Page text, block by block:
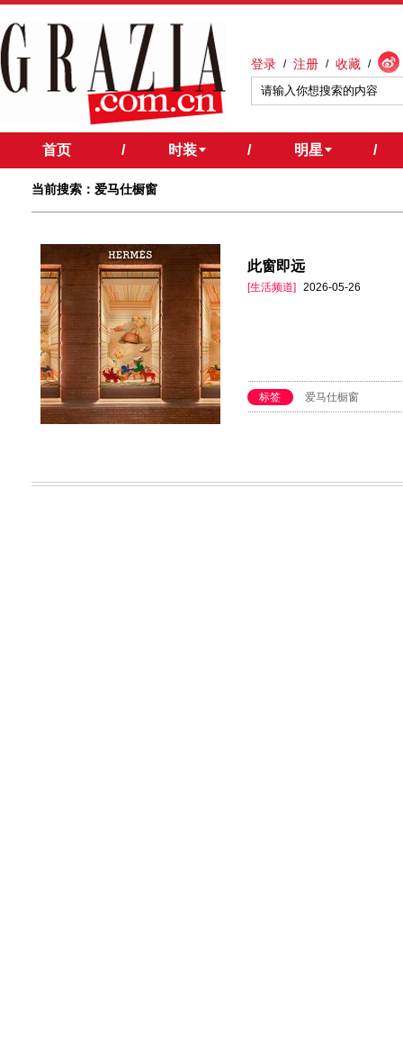
登录 / 注册 / 收藏 /
首页 / 时装 / 明星 /
当前搜索：爱马仕橱窗
此窗即远
[生活频道] 2026-05-26
标签 爱马仕橱窗